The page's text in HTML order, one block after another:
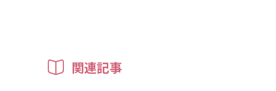
関連記事